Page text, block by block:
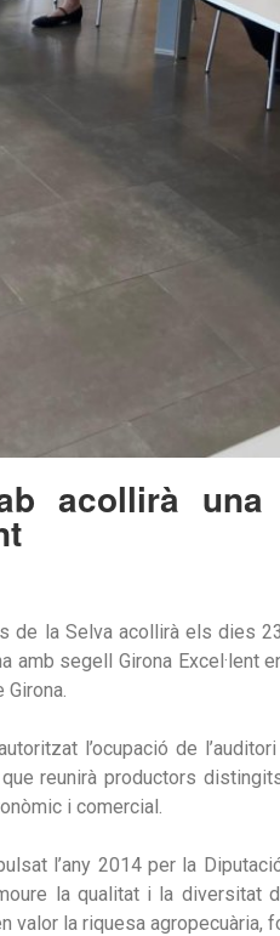
acollirà
de la Selva acollirà els dies
amb segell Girona
l’ocupació de
reunirà productors
i comercial.
l’any 2014 per la
la qualitat i la diversitat
valor la riquesa agropecuària,